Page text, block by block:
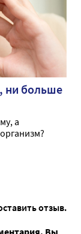
ни больше
а
отзыв.